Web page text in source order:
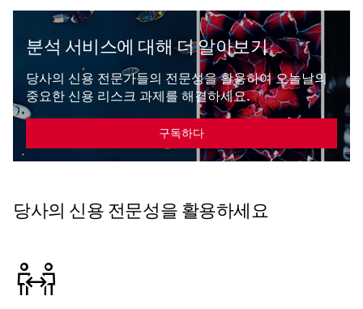
분석 서비스에 대해 더 알아보기
당사의 신용 전문가들의 전문성을 활용하여 오늘날의
중요한 신용 리스크 과제를 해결하세요.
구독하다
당사의 신용 전문성을 활용하세요